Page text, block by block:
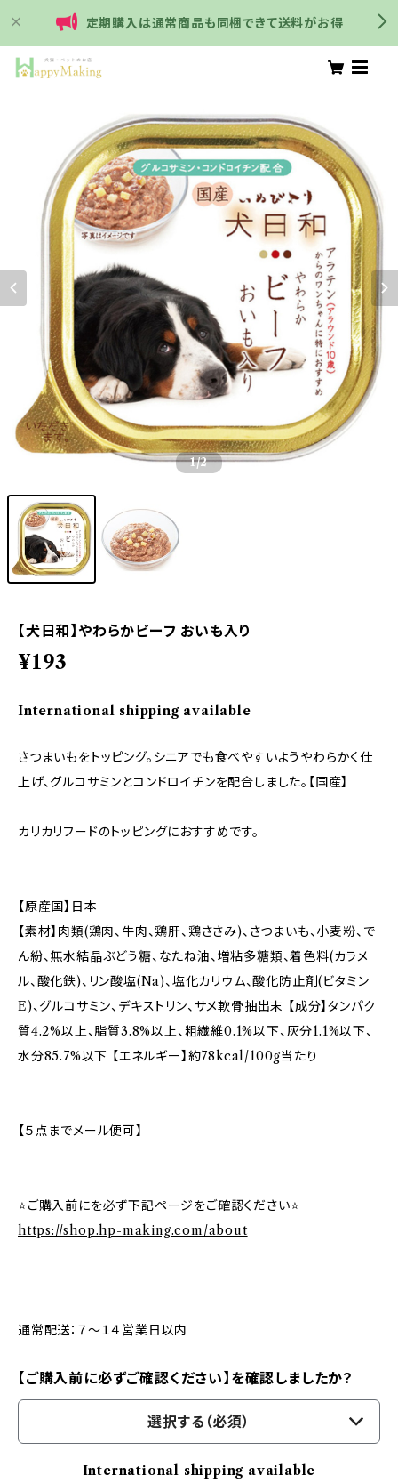
定期購入は通常商品も同梱できて送料がお得
1/2
【犬日和】やわらかビーフ おいも入り
¥193
International shipping available
さつまいもをトッピング。シニアでも食べやすいようやわらかく仕
上げ、グルコサミンとコンドロイチンを配合しました。【国産】
カリカリフードのトッピングにおすすめです。
【原産国】日本
【素材】肉類(鶏肉、牛肉、鶏肝、鶏ささみ)、さつまいも、小麦粉、で
ん紛、無水結晶ぶどう糖、なたね油、増粘多糖類、着色料(カラメ
ル、酸化鉄)、リン酸塩(Na)、塩化カリウム、酸化防止剤(ビタミン
E)、グルコサミン、デキストリン、サメ軟骨抽出末 【成分】タンパク
質4.2%以上、脂質3.8%以上、粗繊維0.1%以下、灰分1.1%以下、
水分85.7%以下 【エネルギー】約78kcal/100g当たり
【５点までメール便可】
⭐ご購入前にを必ず下記ページをご確認ください⭐
https://shop.hp-making.com/about
通常配送：７～１４営業日以内
【ご購入前に必ずご確認ください】を確認しましたか？
選択する（必須）
International shipping available